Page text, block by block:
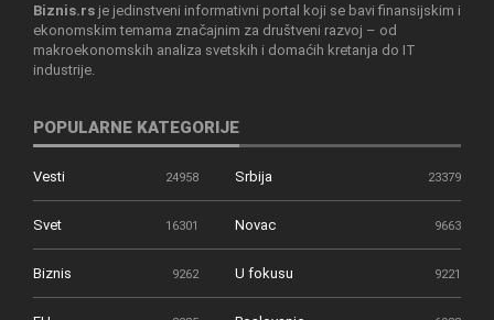
Biznis.rs je jedinstveni informativni portal koji se bavi finansijskim i
ekonomskim temama značajnim za društveni razvoj – od
makroekonomskih analiza svetskih i domaćih kretanja do IT
industrije.
POPULARNE KATEGORIJE
Vesti 24958 Srbija 23379
Svet 16301 Novac 9663
Biznis 9262 U fokusu 9221